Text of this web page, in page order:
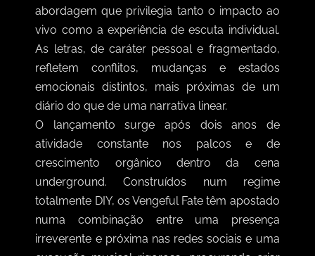
abordagem que privilegia tanto o impacto ao
vivo como a experiência de escuta individual.
As letras, de caráter pessoal e fragmentado,
refletem conflitos, mudanças e estados
emocionais distintos, mais próximas de um
diário do que de uma narrativa linear.
O lançamento surge após dois anos de
atividade constante nos palcos e de
crescimento orgânico dentro da cena
underground. Construídos num regime
totalmente DIY, os Vengeful Fate têm apostado
numa combinação entre uma presença
irreverente e próxima nas redes sociais e uma